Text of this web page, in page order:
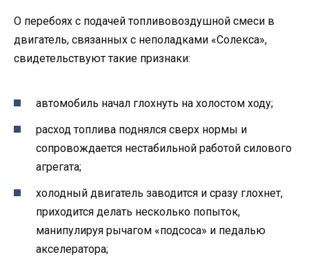
О перебоях с подачей топливовоздушной смеси в
двигатель, связанных с неполадками «Солекса»,
свидетельствуют такие признаки:
автомобиль начал глохнуть на холостом ходу;
расход топлива поднялся сверх нормы и
сопровождается нестабильной работой силового
агрегата;
холодный двигатель заводится и сразу глохнет,
приходится делать несколько попыток,
манипулируя рычагом «подсоса» и педалью
акселератора;